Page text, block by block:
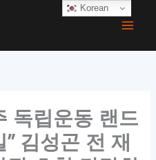
독립운동 랜드
김성곤 전 재
Korean